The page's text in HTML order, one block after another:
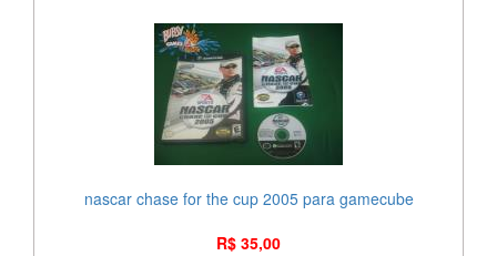
nascar chase for the cup 2005 para gamecube
R$ 35,00